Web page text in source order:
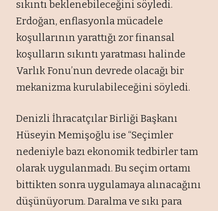
sıkıntı beklenebileceğini söyledi.
Erdoğan, enflasyonla mücadele
koşullarının yarattığı zor finansal
koşulların sıkıntı yaratması halinde
Varlık Fonu’nun devrede olacağı bir
mekanizma kurulabileceğini söyledi.
Denizli İhracatçılar Birliği Başkanı
Hüseyin Memişoğlu ise “Seçimler
nedeniyle bazı ekonomik tedbirler tam
olarak uygulanmadı. Bu seçim ortamı
bittikten sonra uygulamaya alınacağını
düşünüyorum. Daralma ve sıkı para